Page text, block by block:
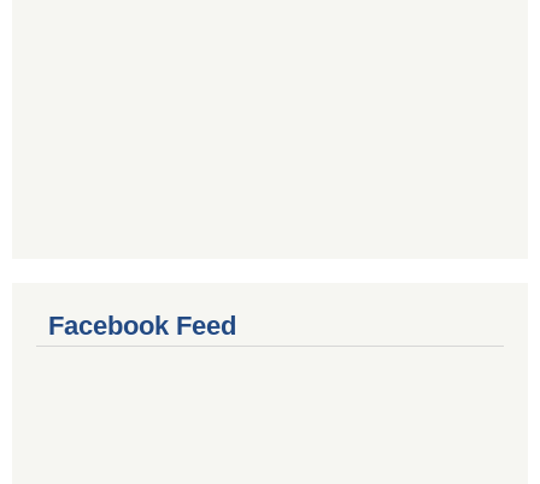
Facebook Feed